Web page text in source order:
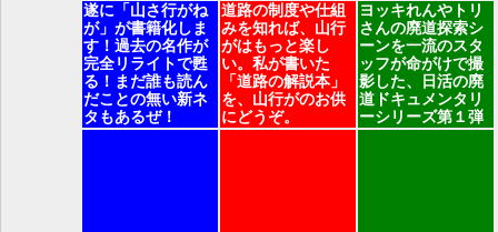
遂に「山さ行がね
が」が書籍化しま
す！過去の名作が
完全リライトで甦
る！まだ誰も読ん
だことの無い新ネ
タもあるぜ！
道路の制度や仕組
みを知れば、山行
がはもっと楽し
い。私が書いた
「道路の解説本」
を、山行がのお供
にどうぞ。
ヨッキれんやトリ
さんの廃道探索シ
ーンを一流のスタ
ッフが命がけで撮
影した、日活の廃
道ドキュメンタリ
ーシリーズ第１弾